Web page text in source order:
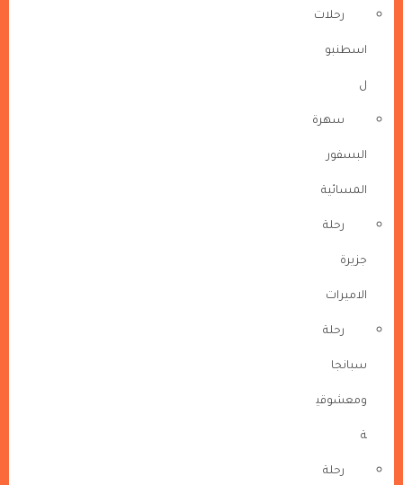
رحلات
اسطنبو
ل
سهرة
البسفور
المسائية
رحلة
جزيرة
الاميرات
رحلة
سبانجا
ومعشوقي
ة
رحلة